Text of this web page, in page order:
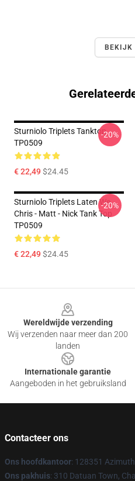
BEKIJK
Sturniolo Triplets Tanktop
TP0509
€ 22,49$24.45
-20%
Sturniolo Triplets Laten We...
Chris - Matt - Nick Tank Top
TP0509
€ 22,49$24.45
-20%
Wereldwijde verzending
Wij verzenden naar meer dan 200
landen
Internationale garantie
Aangeboden in het gebruiksland
Contacteer ons
Ons hoofdkantoor: 128351
Ons pakhuis: 310 Datuan Town,